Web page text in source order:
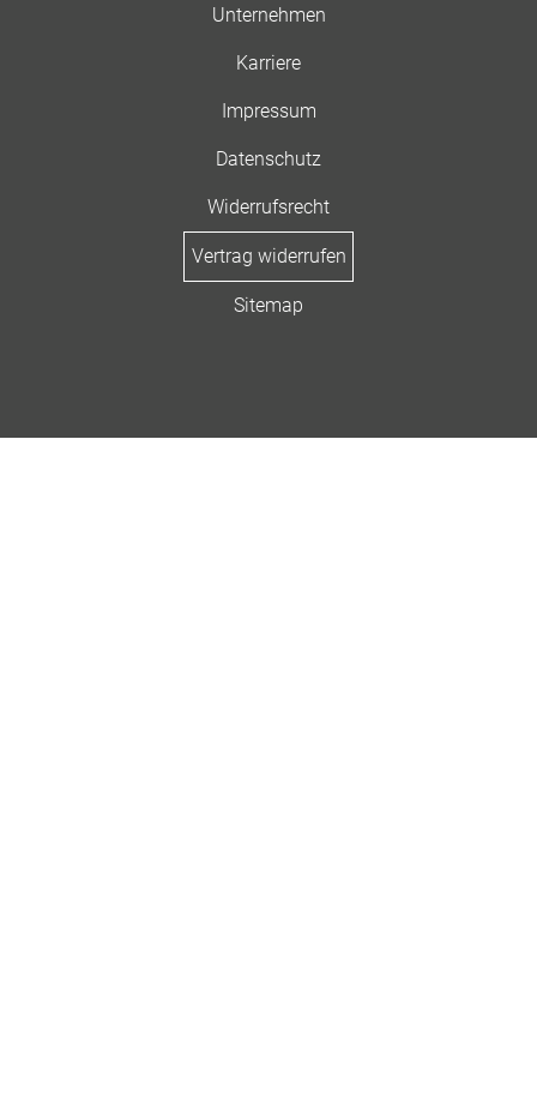
Unternehmen
Karriere
Impressum
Datenschutz
Widerrufsrecht
Vertrag widerrufen
Sitemap